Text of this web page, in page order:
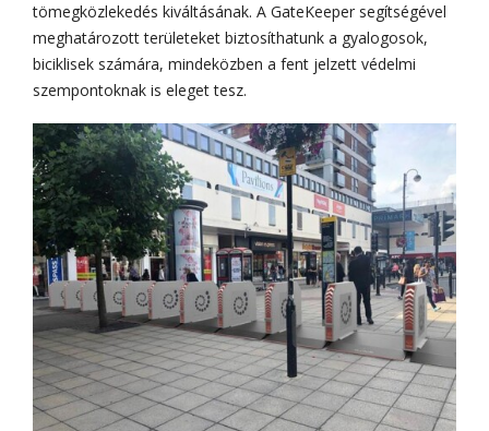
tömegközlekedés kiváltásának. A GateKeeper segítségével
meghatározott területeket biztosíthatunk a gyalogosok,
biciklisek számára, mindeközben a fent jelzett védelmi
szempontoknak is eleget tesz.